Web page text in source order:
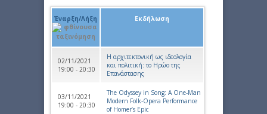
Έναρξη/Λήξη Εκδήλωση
02/11/2021
19:00 - 20:30
Η αρχιτεκτονική ως ιδεολογία
και πολιτική: το Ηρώο της
Επανάστασης
03/11/2021
19:00 - 20:30
The Odyssey in Song: A One-Man
Modern Folk-Opera Performance
of Homer’s Epic